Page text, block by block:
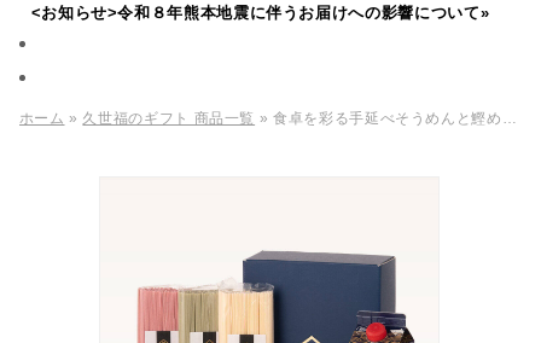
<お知らせ>令和８年熊本地震に伴うお届けへの影響について»
ホーム » 久世福のギフト 商品一覧 » 食卓を彩る手延べそうめんと鰹めんつゆのギフト